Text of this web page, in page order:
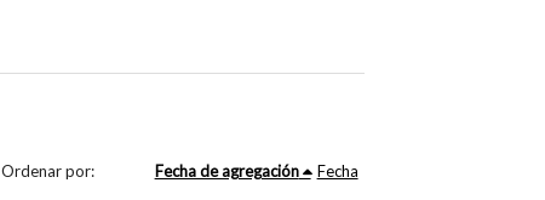
Ordenar por: Fecha de agregación Fecha